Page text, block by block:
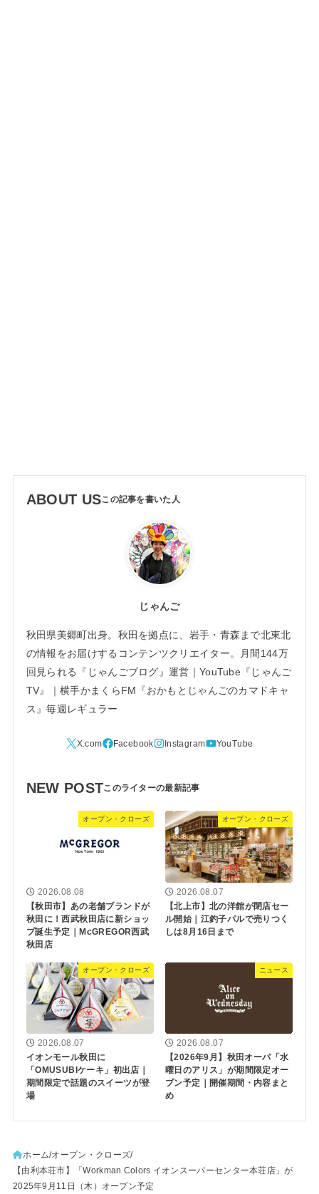
ABOUT US
じゃんご
秋田県美郷町出身。秋田を拠点に、岩手・青森まで北東北
の情報をお届けするコンテンツクリエイター。月間144万
回見られる『じゃんごブログ』運営｜YouTube『じゃんご
TV』｜横手かまくらFM『おかもとじゃんごのカマドキャ
ス』毎週レギュラー
NEW POST
オープン・クローズ
2026.08.08
【秋田市】あの老舗ブランドが
秋田に！西武秋田店に新ショッ
プ誕生予定｜McGREGOR西武
秋田店
オープン・クローズ
2026.08.07
【北上市】北の洋館が閉店セー
ル開始｜江釣子パルで売りつく
しは8月16日まで
オープン・クローズ
2026.08.07
イオンモール秋田に
「OMUSUBIケーキ」初出店｜
期間限定で話題のスイーツが登
場
ニュース
2026.08.07
【2026年9月】秋田オーパ「水
曜日のアリス」が期間限定オー
プン予定｜開催期間・内容まと
め
ホーム オープン・クローズ
【由利本荘市】「Workman Colors イオンスーパーセンター本荘店」が
2025年9月11日（木）オープン予定